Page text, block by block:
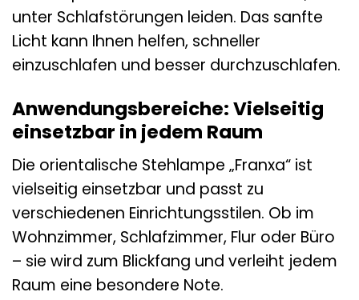
unter Schlafstörungen leiden. Das sanfte
Licht kann Ihnen helfen, schneller
einzuschlafen und besser durchzuschlafen.
Anwendungsbereiche: Vielseitig
einsetzbar in jedem Raum
Die orientalische Stehlampe „Franxa“ ist
vielseitig einsetzbar und passt zu
verschiedenen Einrichtungsstilen. Ob im
Wohnzimmer, Schlafzimmer, Flur oder Büro
– sie wird zum Blickfang und verleiht jedem
Raum eine besondere Note.